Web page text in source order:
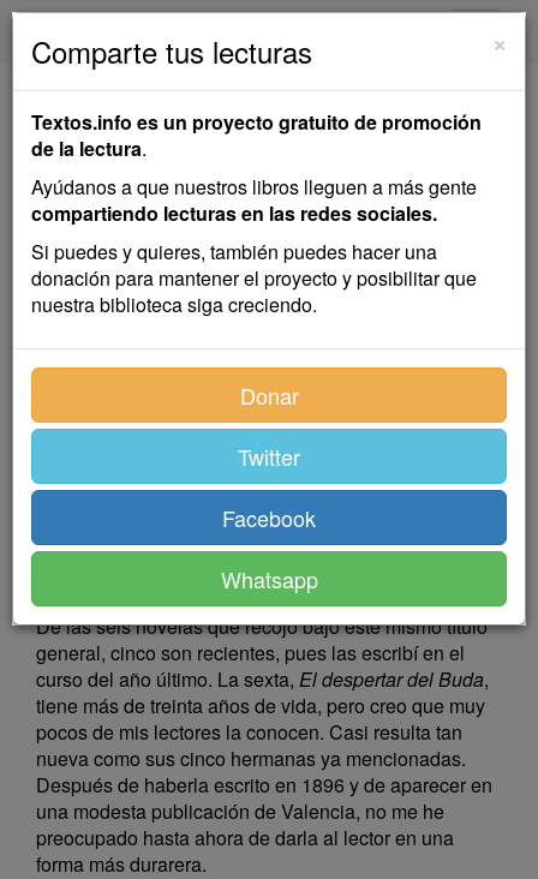
Novelas de Amor y de
Muerte
Narraciones breves
Vicente Blasco Ibáñez
Novela corta,colección
Índice
De las seis novelas que recojo bajo este mismo título
general, cinco son recientes, pues las escribí en el
curso del año último. La sexta, El despertar del Buda,
tiene más de treinta años de vida, pero creo que muy
pocos de mis lectores la conocen. Casi resulta tan
nueva como sus cinco hermanas ya mencionadas.
Después de haberla escrito en 1896 y de aparecer en
una modesta publicación de Valencia, no me he
preocupado hasta ahora de darla al lector en una
forma más durarera.
×
Comparte tus lecturas
Textos.info es un proyecto gratuito de promoción
de la lectura.
Ayúdanos a que nuestros libros lleguen a más gente
compartiendo lecturas en las redes sociales.
Si puedes y quieres, también puedes hacer una
donación para mantener el proyecto y posibilitar que
nuestra biblioteca siga creciendo.
Donar
Twitter
Facebook
Whatsapp